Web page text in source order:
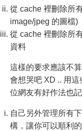
從 cache 裡刪除所
image/jpeg 的圖檔)
從 cache 裡刪除所
資料
這樣的要求應該不
會想哭吧 XD .. 用
位網友有好作法也
自己另外管理所有
構，讓你可以順利